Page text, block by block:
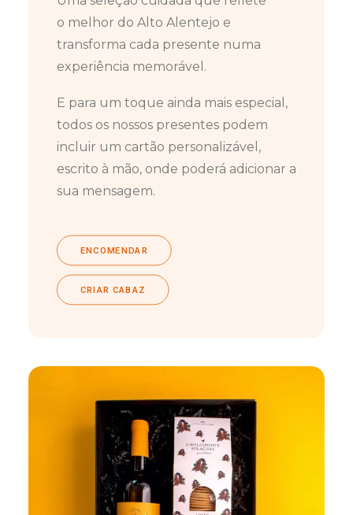
o melhor do Alto Alentejo e
transforma cada presente numa
experiência memorável.
E para um toque ainda mais especial,
todos os nossos presentes podem
incluir um cartão personalizável,
escrito à mão, onde poderá adicionar a
sua mensagem.
ENCOMENDAR
CRIAR CABAZ